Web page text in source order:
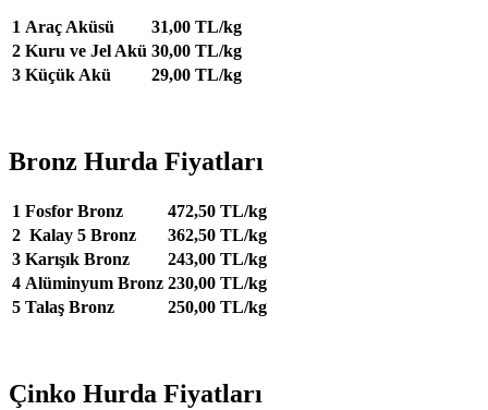
1 Araç Aküsü
31,00 TL/kg
2 Kuru ve Jel Akü 30,00 TL/kg
3 Küçük Akü 29,00 TL/kg
Bronz Hurda Fiyatları
1 Fosfor Bronz
472,50 TL/kg
2 Kalay 5 Bronz
362,50 TL/kg
3 Karışık Bronz
243,00 TL/kg
4 Alüminyum Bronz 230,00 TL/kg
5 Talaş Bronz 250,00 TL/kg
Çinko Hurda Fiyatları